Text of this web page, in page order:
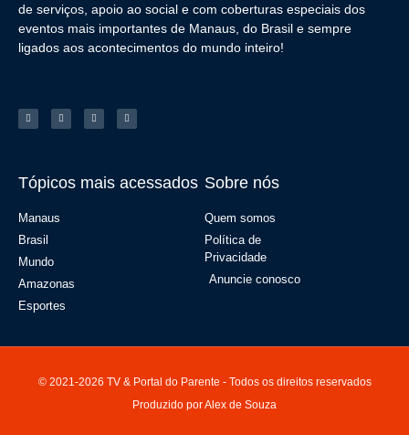
de serviços, apoio ao social e com coberturas especiais dos
eventos mais importantes de Manaus, do Brasil e sempre
ligados aos acontecimentos do mundo inteiro!
Tópicos mais acessados
Manaus
Brasil
Mundo
Amazonas
Esportes
Sobre nós
Quem somos
Política de
Privacidade
Anuncie conosco
© 2021-2026 TV & Portal do Parente - Todos os direitos reservados
Produzido por Alex de Souza